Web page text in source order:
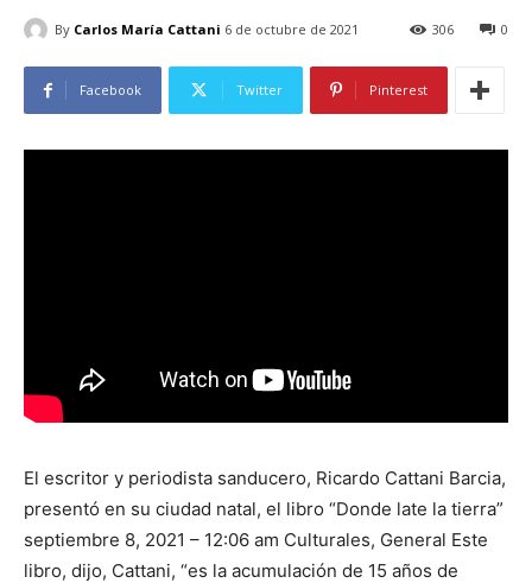
By Carlos María Cattani 6 de octubre de 2021 0
306
Facebook Twitter Pinterest
El escritor y periodista sanducero, Ricardo Cattani Barcia,
presentó en su ciudad natal, el libro “Donde late la tierra”
septiembre 8, 2021 – 12:06 am Culturales, General Este
libro, dijo, Cattani, “es la acumulación de 15 años de